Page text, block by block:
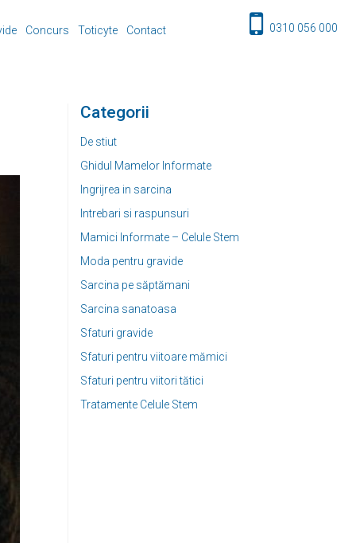
Concurs Toticyte Contact 0310 056 000
Categorii
De stiut
Ghidul Mamelor Informate
Ingrijrea in sarcina
Intrebari si raspunsuri
Mamici Informate – Celule Stem
Moda pentru gravide
Sarcina pe săptămani
Sarcina sanatoasa
Sfaturi gravide
Sfaturi pentru viitoare mămici
Sfaturi pentru viitori tătici
Tratamente Celule Stem